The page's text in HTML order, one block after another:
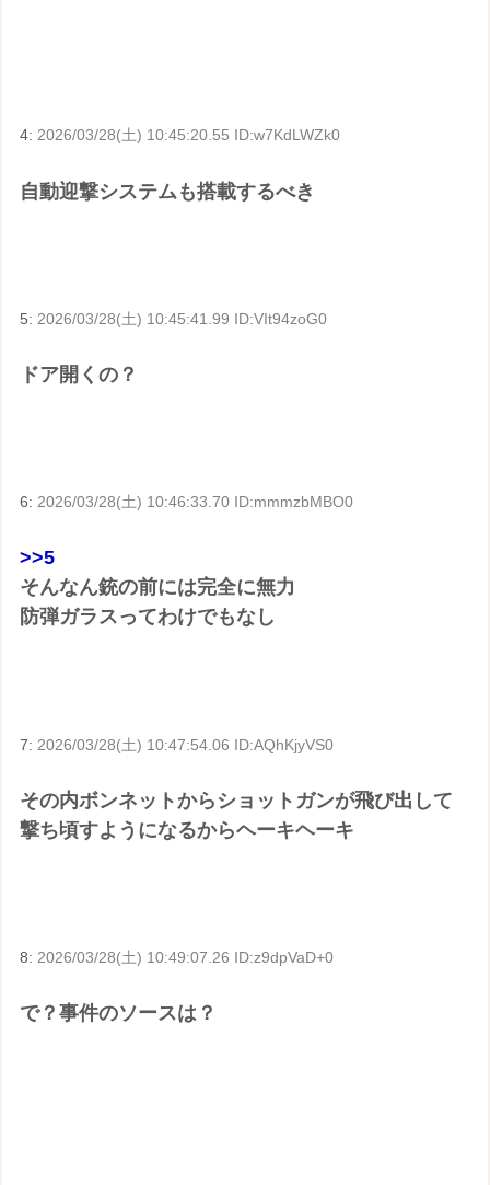
4:2026/03/28(土) 10:45:20.55 ID:w7KdLWZk0
自動迎撃システムも搭載するべき
5: 2026/03/28(土) 10:45:41.99 ID:VIt94zoG0
ドア開くの？
6: 2026/03/28(土) 10:46:33.70 ID:mmmzbMBO0
>>5
そんなん銃の前には完全に無力
防弾ガラスってわけでもなし
7: 2026/03/28(土) 10:47:54.06 ID:AQhKjyVS0
その内ボンネットからショットガンが飛び出して
撃ち頃すようになるからヘーキヘーキ
8: 2026/03/28(土) 10:49:07.26 ID:z9dpVaD+0
で？事件のソースは？